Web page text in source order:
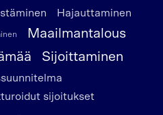
Hajauttaminen
Maailmantalous
Sijoittaminen
sijoitukset